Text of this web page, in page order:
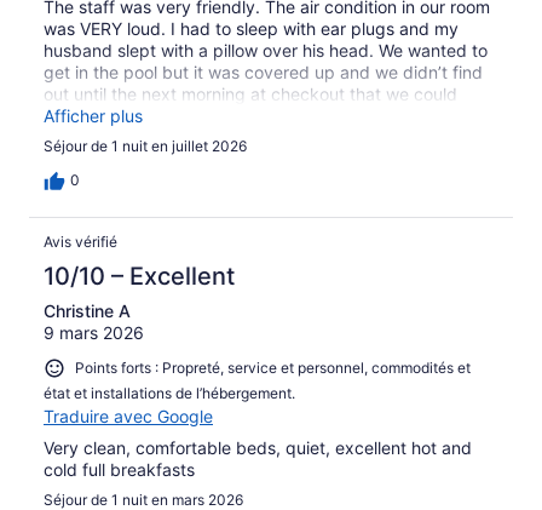
The staff was very friendly. The air condition in our room
was VERY loud. I had to sleep with ear plugs and my
husband slept with a pillow over his head. We wanted to
get in the pool but it was covered up and we didn’t find
out until the next morning at checkout that we could
have walked next door to their pool.
Afficher plus
Séjour de 1 nuit en juillet 2026
0
Avis vérifié
10/10 – Excellent
Christine A
9 mars 2026
Points forts : Propreté, service et personnel, commodités et
état et installations de l’hébergement.
Traduire avec Google
Very clean, comfortable beds, quiet, excellent hot and
cold full breakfasts
Séjour de 1 nuit en mars 2026